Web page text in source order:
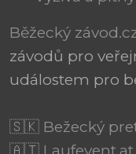
Běžecký
závodů pro
událostem pro
🇸🇰 Bežecký
🇦🇹 Laufevent.at